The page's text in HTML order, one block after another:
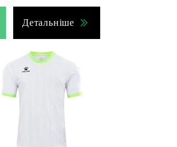
Детальніше